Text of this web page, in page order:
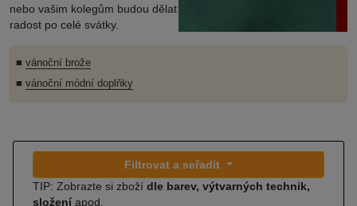
nebo vašim kolegům budou dělat
radost po celé svátky.
■ vánoční brože
■ vánoční módní doplňky
Filtrovat a seřadit
TIP: Zobrazte si zboží dle barev, výtvarných technik,
složení apod.